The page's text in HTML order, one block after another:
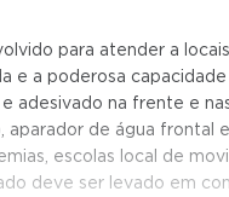
para atender a
e a poderosa
adesivado na frente e
de água
escolas local de
deve ser levado em